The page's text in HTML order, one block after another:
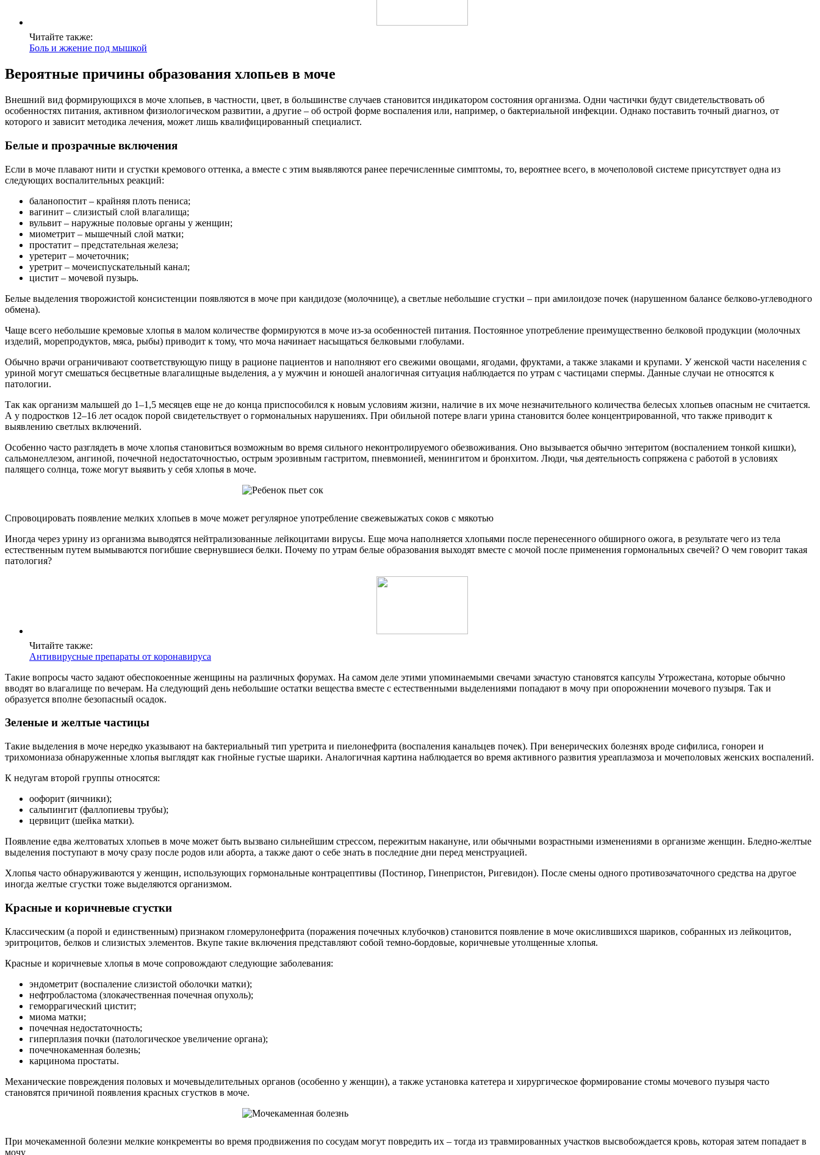
Читайте также:
Боль и жжение под мышкой
Вероятные причины образования хлопьев в моче
Внешний вид формирующихся в моче хлопьев, в частности, цвет, в большинстве случаев становится индикатором состояния организма. Одни частички будут свидетельствовать об
особенностях питания, активном физиологическом развитии, а другие – об острой форме воспаления или, например, о бактериальной инфекции. Однако поставить точный диагноз, от
которого и зависит методика лечения, может лишь квалифицированный специалист.
Белые и прозрачные включения
Если в моче плавают нити и сгустки кремового оттенка, а вместе с этим выявляются ранее перечисленные симптомы, то, вероятнее всего, в мочеполовой системе присутствует одна из
следующих воспалительных реакций:
баланопостит – крайняя плоть пениса;
вагинит – слизистый слой влагалища;
вульвит – наружные половые органы у женщин;
миометрит – мышечный слой матки;
простатит – предстательная железа;
уретерит – мочеточник;
уретрит – мочеиспускательный канал;
цистит – мочевой пузырь.
Белые выделения творожистой консистенции появляются в моче при кандидозе (молочнице), а светлые небольшие сгустки – при амилоидозе почек (нарушенном балансе белково-углеводного
обмена).
Чаще всего небольшие кремовые хлопья в малом количестве формируются в моче из-за особенностей питания. Постоянное употребление преимущественно белковой продукции (молочных
изделий, морепродуктов, мяса, рыбы) приводит к тому, что моча начинает насыщаться белковыми глобулами.
Обычно врачи ограничивают соответствующую пищу в рационе пациентов и наполняют его свежими овощами, ягодами, фруктами, а также злаками и крупами. У женской части населения с
уриной могут смешаться бесцветные влагалищные выделения, а у мужчин и юношей аналогичная ситуация наблюдается по утрам с частицами спермы. Данные случаи не относятся к
патологии.
Так как организм малышей до 1–1,5 месяцев еще не до конца приспособился к новым условиям жизни, наличие в их моче незначительного количества белесых хлопьев опасным не считается.
А у подростков 12–16 лет осадок порой свидетельствует о гормональных нарушениях. При обильной потере влаги урина становится более концентрированной, что также приводит к
выявлению светлых включений.
Особенно часто разглядеть в моче хлопья становиться возможным во время сильного неконтролируемого обезвоживания. Оно вызывается обычно энтеритом (воспалением тонкой кишки),
сальмонеллезом, ангиной, почечной недостаточностью, острым эрозивным гастритом, пневмонией, менингитом и бронхитом. Люди, чья деятельность сопряжена с работой в условиях
палящего солнца, тоже могут выявить у себя хлопья в моче.
Спровоцировать появление мелких хлопьев в моче может регулярное употребление свежевыжатых соков с мякотью
Иногда через урину из организма выводятся нейтрализованные лейкоцитами вирусы. Еще моча наполняется хлопьями после перенесенного обширного ожога, в результате чего из тела
естественным путем вымываются погибшие свернувшиеся белки. Почему по утрам белые образования выходят вместе с мочой после применения гормональных свечей? О чем говорит такая
патология?
Читайте также:
Антивирусные препараты от коронавируса
Такие вопросы часто задают обеспокоенные женщины на различных форумах. На самом деле этими упоминаемыми свечами зачастую становятся капсулы Утрожестана, которые обычно
вводят во влагалище по вечерам. На следующий день небольшие остатки вещества вместе с естественными выделениями попадают в мочу при опорожнении мочевого пузыря. Так и
образуется вполне безопасный осадок.
Зеленые и желтые частицы
Такие выделения в моче нередко указывают на бактериальный тип уретрита и пиелонефрита (воспаления канальцев почек). При венерических болезнях вроде сифилиса, гонореи и
трихомониаза обнаруженные хлопья выглядят как гнойные густые шарики. Аналогичная картина наблюдается во время активного развития уреаплазмоза и мочеполовых женских воспалений.
К недугам второй группы относятся:
оофорит (яичники);
сальпингит (фаллопиевы трубы);
цервицит (шейка матки).
Появление едва желтоватых хлопьев в моче может быть вызвано сильнейшим стрессом, пережитым накануне, или обычными возрастными изменениями в организме женщин. Бледно-желтые
выделения поступают в мочу сразу после родов или аборта, а также дают о себе знать в последние дни перед менструацией.
Хлопья часто обнаруживаются у женщин, использующих гормональные контрацептивы (Постинор, Гинепристон, Ригевидон). После смены одного противозачаточного средства на другое
иногда желтые сгустки тоже выделяются организмом.
Красные и коричневые сгустки
Классическим (а порой и единственным) признаком гломерулонефрита (поражения почечных клубочков) становится появление в моче окислившихся шариков, собранных из лейкоцитов,
эритроцитов, белков и слизистых элементов. Вкупе такие включения представляют собой темно-бордовые, коричневые утолщенные хлопья.
Красные и коричневые хлопья в моче сопровождают следующие заболевания:
эндометрит (воспаление слизистой оболочки матки);
нефтробластома (злокачественная почечная опухоль);
геморрагический цистит;
миома матки;
почечная недостаточность;
гиперплазия почки (патологическое увеличение органа);
почечнокаменная болезнь;
карцинома простаты.
Механические повреждения половых и мочевыделительных органов (особенно у женщин), а также установка катетера и хирургическое формирование стомы мочевого пузыря часто
становятся причиной появления красных сгустков в моче.
При мочекаменной болезни мелкие конкременты во время продвижения по сосудам могут повредить их – тогда из травмированных участков высвобождается кровь, которая затем попадает в
мочу